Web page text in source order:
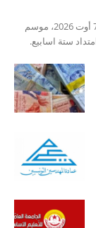
المنبر التونسي (الصولد الصيفي) - ينطلق اليوم الجمعة 7 أوت 2026، موسم